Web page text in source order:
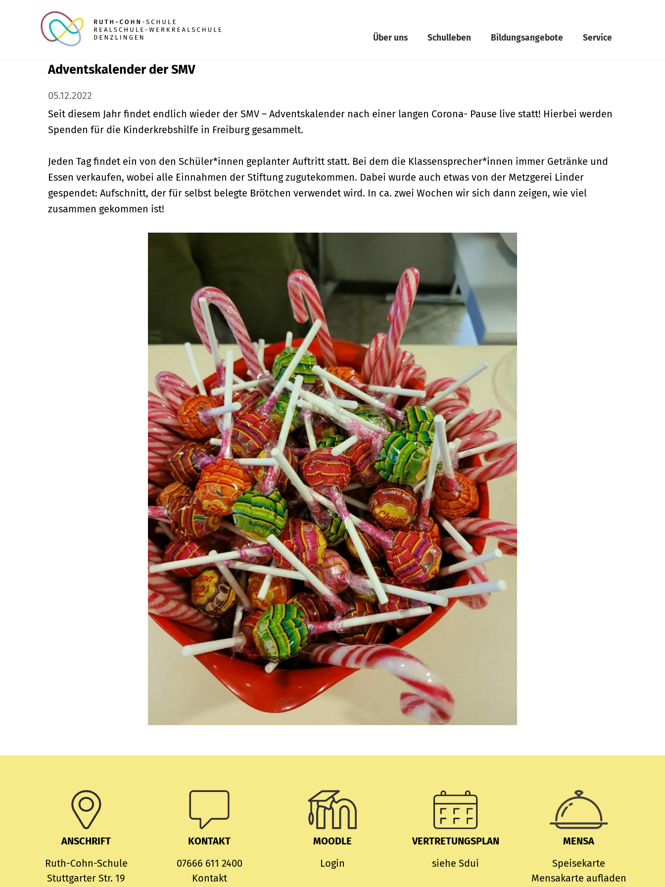
Über uns Schulleben Bildungsangebote Service
Adventskalender der SMV
05.12.2022
Seit diesem Jahr findet endlich wieder der SMV – Adventskalender nach einer langen Corona- Pause live statt! Hierbei werden
Spenden für die Kinderkrebshilfe in Freiburg gesammelt.
Jeden Tag findet ein von den Schüler*innen geplanter Auftritt statt. Bei dem die Klassensprecher*innen immer Getränke und
Essen verkaufen, wobei alle Einnahmen der Stiftung zugutekommen. Dabei wurde auch etwas von der Metzgerei Linder
gespendet: Aufschnitt, der für selbst belegte Brötchen verwendet wird. In ca. zwei Wochen wir sich dann zeigen, wie viel
zusammen gekommen ist!
ANSCHRIFT
Ruth-Cohn-Schule
Stuttgarter Str. 19
KONTAKT
07666 611 2400
Kontakt
MOODLE
Login
VERTRETUNGSPLAN
siehe Sdui
MENSA
Speisekarte
Mensakarte aufladen